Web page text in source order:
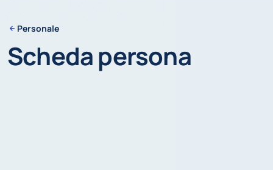
Personale
Scheda persona